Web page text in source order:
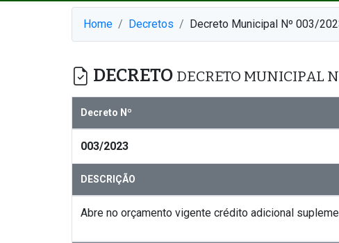
Home Decretos Decreto Municipal Nº 003/
DECRETO DECRETO MUNICIPAL
Decreto Nº
003/2023
DESCRIÇÃO
Abre no orçamento vigente crédito adicional